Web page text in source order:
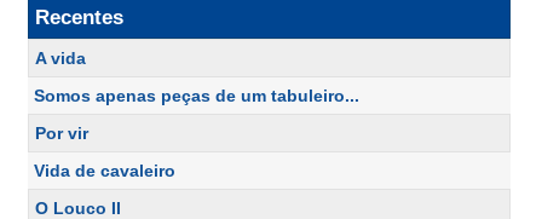
Recentes
A vida
Somos apenas peças de um tabuleiro...
Por vir
Vida de cavaleiro
O Louco II